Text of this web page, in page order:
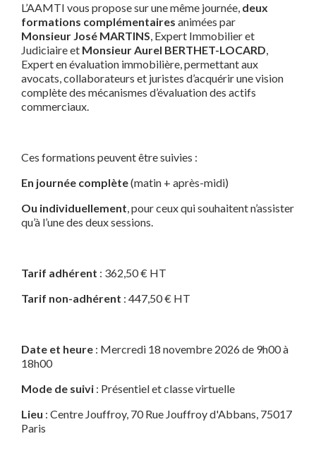
L’AAMTI vous propose sur une même journée, deux
formations complémentaires animées par
Monsieur José MARTINS, Expert Immobilier et
Judiciaire et Monsieur Aurel BERTHET-LOCARD,
Expert en évaluation immobilière, permettant aux
avocats, collaborateurs et juristes d’acquérir une vision
complète des mécanismes d’évaluation des actifs
commerciaux.
Ces formations peuvent être suivies :
En journée complète(matin + après-midi)
Ou individuellement, pour ceux qui souhaitent n’assister
qu’à l’une des deux sessions.
Tarif adhérent : 362,50 € HT
Tarif non-adhérent : 447,50 € HT
Date et heure : Mercredi 18 novembre 2026 de 9h00 à
18h00
Mode de suivi : Présentiel et classe virtuelle
Lieu : Centre Jouffroy, 70 Rue Jouffroy d'Abbans, 75017
Paris